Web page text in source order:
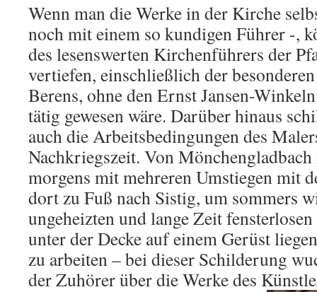
Wenn man die Werke in der Kirche
noch mit einem so kundigen Führer -,
des lesenswerten Kirchenführers der
vertiefen, einschließlich der
Berens, ohne den Ernst Jansen-
tätig gewesen wäre. Darüber hinaus
auch die Arbeitsbedingungen des
Nachkriegszeit. Von
morgens mit mehreren Umstiegen mit
dort zu Fuß nach Sistig, um sommers
ungeheizten und lange Zeit
unter der Decke auf einem Gerüst
zu arbeiten – bei dieser Schilderung
der Zuhörer über die Werke des